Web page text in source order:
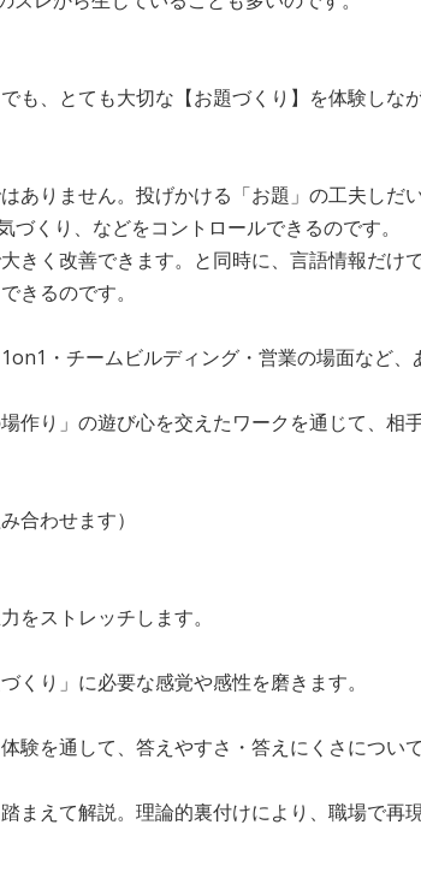
も、とても大切な【お題づくり】を体験しな
ありません。投げかける「お題」の工夫しだ
くり、などをコントロールできるのです。
きく改善できます。と同時に、言語情報だけ
きるのです。
・チームビルディング・営業の場面など
作り」の遊び心を交えたワークを通じて、相
合わせます）
をストレッチします。
り」に必要な感覚や感性を磨きます。
を通して、答えやすさ・答えにくさについ
えて解説。理論的裏付けにより、職場で再